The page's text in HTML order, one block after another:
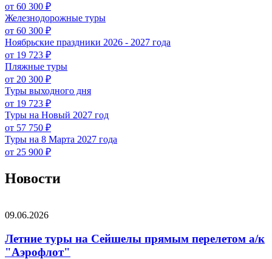
от 60 300 ₽
Железнодорожные туры
от 60 300 ₽
Ноябрьские праздники 2026 - 2027 года
от 19 723 ₽
Пляжные туры
от 20 300 ₽
Туры выходного дня
от 19 723 ₽
Туры на Новый 2027 год
от 57 750 ₽
Туры на 8 Марта 2027 года
от 25 900 ₽
Новости
09.06.2026
Летние туры на Сейшелы прямым перелетом а/к
"Аэрофлот"